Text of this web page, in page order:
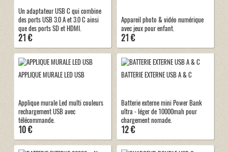
Un adaptateur USB C qui combine
des ports USB 3.0 A et 3.0 C ainsi
que des ports SD et HDMI.
21 €
Appareil photo & vidéo numérique
avec jeux pour enfant.
21 €
APPLIQUE MURALE LED USB
Applique murale Led multi couleurs
rechargement USB avec
télécommande.
10 €
BATTERIE EXTERNE USB A & C
Batterie externe mini Power Bank
ultra - léger de 10000mah pour
chargement nomade.
12 €